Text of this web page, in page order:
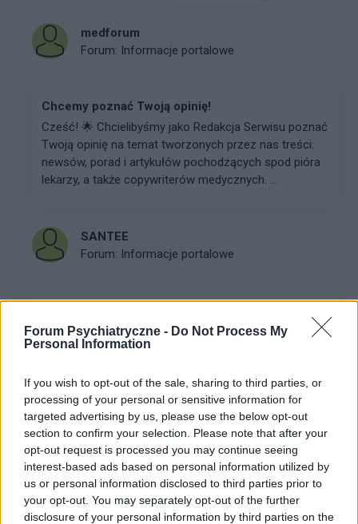
Forum Psychiatryczne - Do Not Process My
Personal Information
If you wish to opt-out of the sale, sharing to third parties, or
processing of your personal or sensitive information for
targeted advertising by us, please use the below opt-out
section to confirm your selection. Please note that after your
opt-out request is processed you may continue seeing
interest-based ads based on personal information utilized by
us or personal information disclosed to third parties prior to
your opt-out. You may separately opt-out of the further
disclosure of your personal information by third parties on the
medforum
Forum: Informacje portalowe
Chcemy poznać Twoją opinię!
Cześć! 🌟 Chcielibyśmy jako Redakcja Serwisu poznać
Twoją opinię na temat tworzonych przez nas treści:
newsów, porad i artykułów pochodzących spod pióra
lekarzy, a także copywriterów medycznych. ...
SANTEE
Forum: Informacje portalowe
Miałem w wieku około 15 lat f92 i f60,zakonczyłem
leczenie i tu moje pytanie; Czy mogę się starać o
Reklama: